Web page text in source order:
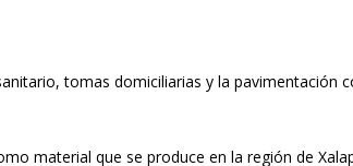
tomas domiciliarias y la pavimentación
material que se produce en la región de